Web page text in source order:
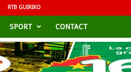
RTB GUIRIKO
SPORT CONTACT